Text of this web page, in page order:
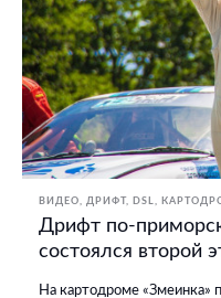
ВИДЕО ДРИФТ DSL
Дрифт по-
состоялся второй
На картодроме «Змеинка»